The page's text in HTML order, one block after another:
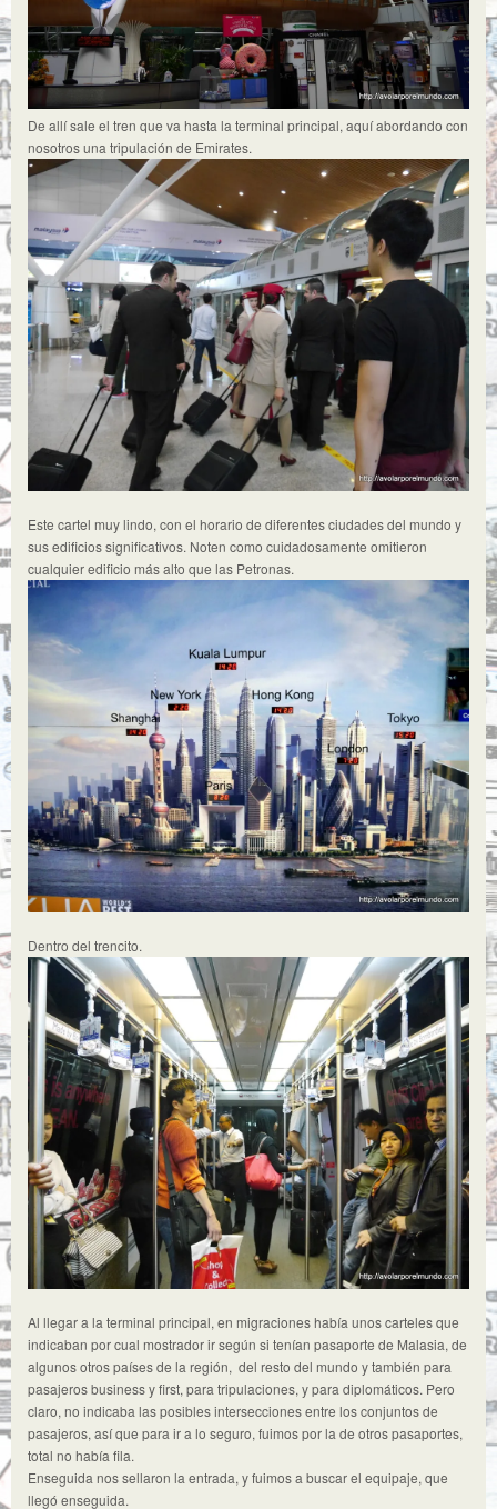
De allí sale el tren que va hasta la terminal principal, aquí abordando con
nosotros una tripulación de Emirates.
Este cartel muy lindo, con el horario de diferentes ciudades del mundo y
sus edificios significativos. Noten como cuidadosamente omitieron
cualquier edificio más alto que las Petronas.
Dentro del trencito.
Al llegar a la terminal principal, en migraciones había unos carteles que
indicaban por cual mostrador ir según si tenían pasaporte de Malasia, de
algunos otros países de la región, del resto del mundo y también para
pasajeros business y first, para tripulaciones, y para diplomáticos. Pero
claro, no indicaba las posibles intersecciones entre los conjuntos de
pasajeros, así que para ir a lo seguro, fuimos por la de otros pasaportes,
total no había fila.
Enseguida nos sellaron la entrada, y fuimos a buscar el equipaje, que
llegó enseguida.